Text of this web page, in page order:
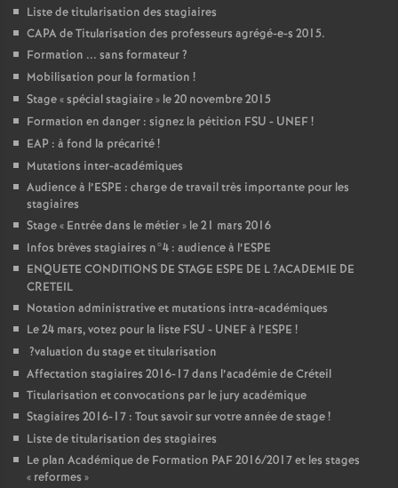
Liste de titularisation des stagiaires
CAPAde Titularisation des professeurs agrégé-e-s 2015.
Formation ... sans formateur?
Mobilisation pour la formation !
Stage «spécial stagiaire» le 20 novembre 2015
Formation en danger : signez la pétition FSU - UNEF!
EAP : à fond la précarité!
Mutations inter-académiques
Audience à l’ESPE : charge de travail très importante pour les
stagiaires
Stage « Entrée dans le métier» le 21 mars 2016
Infos brèves stagiaires n°4 : audience à l’ESPE
ENQUETE CONDITIONS DE STAGE ESPE DE L?ACADEMIE DE
CRETEIL
Notation administrative et mutations intra-académiques
Le 24 mars, votez pour la liste FSU - UNEFà l’ESPE !
?valuation du stage et titularisation
Affectation stagiaires 2016-17 dans l’académie de Créteil
Titularisation et convocations par le jury académique
Stagiaires 2016-17 : Tout savoir sur votre année de stage!
Liste de titularisation des stagiaires
Le plan Académique de Formation PAF2016/2017 et les stages
« reformes »